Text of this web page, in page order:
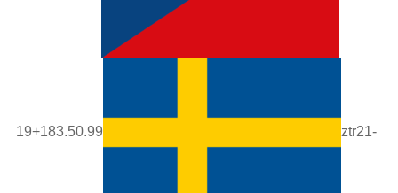
19+183.50.99 ztr21-